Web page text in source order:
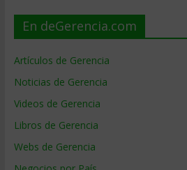
En deGerencia.com
Artículos de Gerencia
Noticias de Gerencia
Videos de Gerencia
Libros de Gerencia
Webs de Gerencia